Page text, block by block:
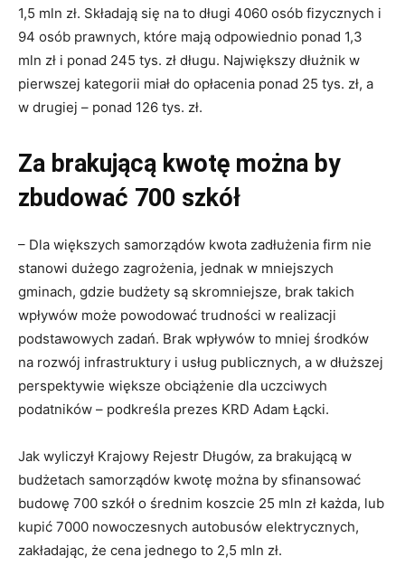
1,5 mln zł. Składają się na to długi 4060 osób fizycznych i
94 osób prawnych, które mają odpowiednio ponad 1,3
mln zł i ponad 245 tys. zł długu. Największy dłużnik w
pierwszej kategorii miał do opłacenia ponad 25 tys. zł, a
w drugiej – ponad 126 tys. zł.
Za brakującą kwotę można by
zbudować 700 szkół
– Dla większych samorządów kwota zadłużenia firm nie
stanowi dużego zagrożenia, jednak w mniejszych
gminach, gdzie budżety są skromniejsze, brak takich
wpływów może powodować trudności w realizacji
podstawowych zadań. Brak wpływów to mniej środków
na rozwój infrastruktury i usług publicznych, a w dłuższej
perspektywie większe obciążenie dla uczciwych
podatników – podkreśla prezes KRD Adam Łącki.
Jak wyliczył Krajowy Rejestr Długów, za brakującą w
budżetach samorządów kwotę można by sfinansować
budowę 700 szkół o średnim koszcie 25 mln zł każda, lub
kupić 7000 nowoczesnych autobusów elektrycznych,
zakładając, że cena jednego to 2,5 mln zł.